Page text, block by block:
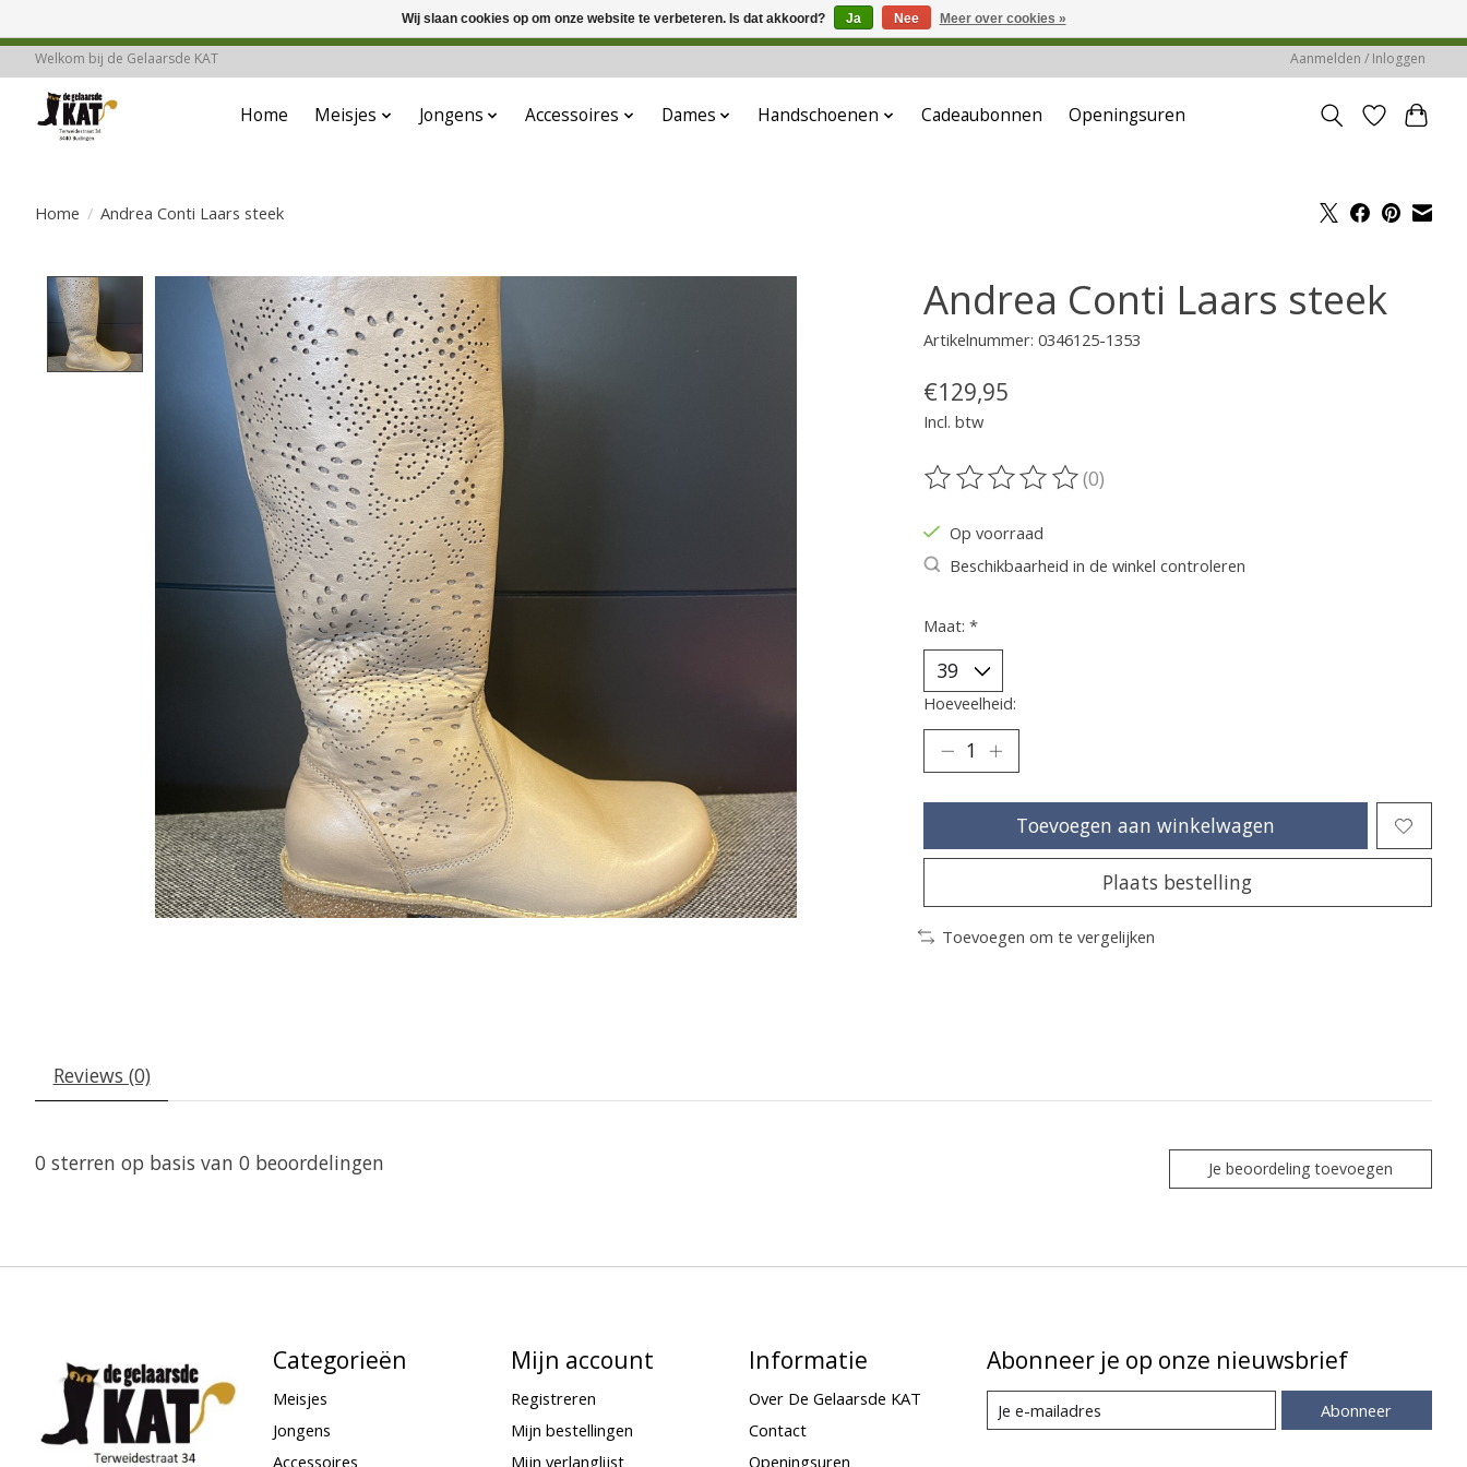
Welkom bij de Gelaarsde KAT Aanmelden / Inloggen
Home Meisjes Jongens Accessoires Dames Handschoenen Cadeaubonnen Openingsuren
Home / Andrea Conti Laars steek
Product image slideshow Items Andrea Conti Laars steek
Artikelnummer: 0346125-1353
€129,95
Incl. btw
De beoordeling van dit product is
(0)
Op voorraad
Beschikbaarheid in de winkel controleren
Maat: *
Hoeveelheid:
Toevoegen aan winkelwagen
Plaats bestelling
Toevoegen om te vergelijken
Reviews (0)
0 sterren op basis van 0 beoordelingen Je beoordeling toevoegen
Categorieën
Meisjes
Jongens
Accessoires
Mijn account
Registreren
Mijn bestellingen
Mijn verlanglijst
Informatie
Over De Gelaarsde KAT
Contact
Openingsuren
Abonneer je op onze nieuwsbrief
Abonneer
Wij slaan cookies op om onze website te verbeteren. Is dat akkoord? Ja Nee Meer over cookies »
Deze winkel is in aanbouw. Eventueel geplaatste orders zullen niet worden gehonoreerd of verwerkt.